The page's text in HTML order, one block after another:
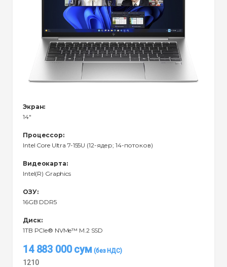
Экран:
14"
Процессор:
Intel Core Ultra 7-155U (12-ядер; 14-потоков)
Видеокарта:
Intel(R) Graphics
ОЗУ:
16GB DDR5
Диск:
1TB PCIe® NVMe™ M.2 SSD
14 883 000сум
1210